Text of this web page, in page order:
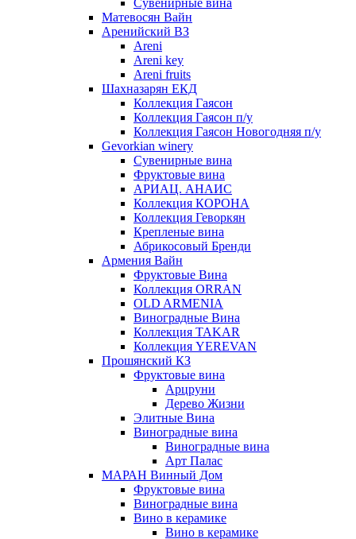
Cувенирные вина
Матевосян Вайн
Аренийский ВЗ
Areni
Areni key
Areni fruits
Шахназарян ЕКД
Коллекция Гаясон
Коллекция Гаясон п/у
Коллекция Гаясон Новогодняя п/у
Gevorkian winery
Сувенирные вина
Фруктовые вина
АРИАЦ. АНАИС
Коллекция КОРОНА
Коллекция Геворкян
Крепленые вина
Абрикосовый Бренди
Армения Вайн
Фруктовые Вина
Коллекция ORRAN
OLD ARMENIA
Виноградные Вина
Коллекция TAKAR
Коллекция YEREVAN
Прошянский КЗ
Фруктовые вина
Арцруни
Дерево Жизни
Элитные Вина
Виноградные вина
Виноградные вина
Арт Палас
МАРАН Винный Дом
Фруктовые вина
Виноградные вина
Вино в керамике
Вино в керамике